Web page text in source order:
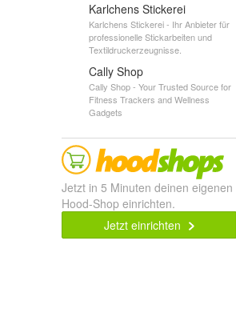
Karlchens Stickerei
Karlchens Stickerei - Ihr Anbieter für
professionelle Stickarbeiten und
Textildruckerzeugnisse.
Cally Shop
Cally Shop - Your Trusted Source for
Fitness Trackers and Wellness
Gadgets
Jetzt in 5 Minuten deinen eigenen
Hood-Shop einrichten.
Jetzt einrichten